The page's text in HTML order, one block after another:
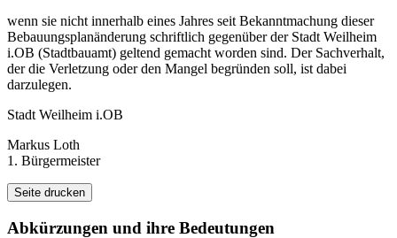
wenn sie nicht innerhalb eines Jahres seit Bekanntmachung dieser
Bebauungsplanänderung schriftlich gegenüber der Stadt Weilheim
i.OB (Stadtbauamt) geltend gemacht worden sind. Der Sachverhalt,
der die Verletzung oder den Mangel begründen soll, ist dabei
darzulegen.
Stadt Weilheim i.OB
Markus Loth
1. Bürgermeister
Seite drucken
Abkürzungen und ihre Bedeutungen